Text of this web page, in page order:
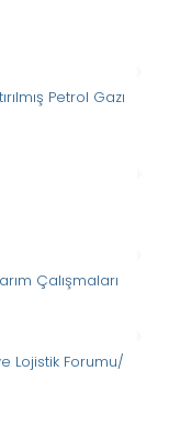
Petrol Gazı
Çalışmaları
Lojistik Forumu/